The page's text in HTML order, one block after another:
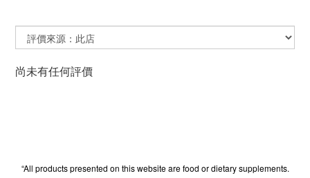
尚未有任何評價
“All products presented on this website are food or dietary supplements.